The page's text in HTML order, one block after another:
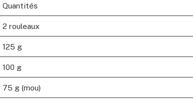
Quantités
2 rouleaux
125 g
100 g
75 g (mou)